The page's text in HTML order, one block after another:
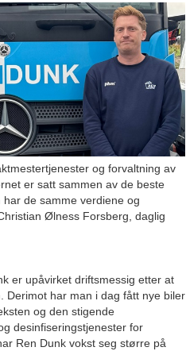
og forvaltning av
er satt sammen av de beste
de samme verdiene og
Ølness Forsberg, daglig
er upåvirket driftsmessig etter at
Derimot har man i dag fått nye biler
og den stigende
desinfiseringstjenester for
Ren Dunk vokst seg større på